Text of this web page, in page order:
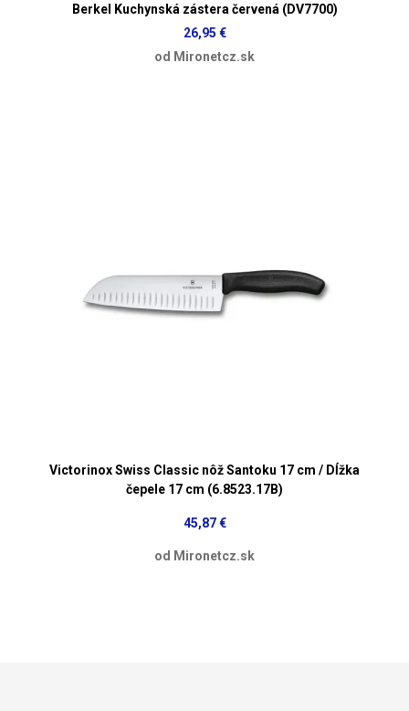
Berkel Kuchynská zástera červená (DV7700)
26,95 €
od Mironetcz.sk
Victorinox Swiss Classic nôž Santoku 17 cm / Dĺžka
čepele 17 cm (6.8523.17B)
45,87 €
od Mironetcz.sk